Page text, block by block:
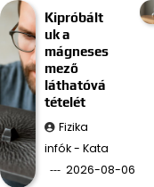
Kipróbált
uk a
mágneses
mező
láthatóvá
tételét
Fizika
infók - Kata
2026-08-06